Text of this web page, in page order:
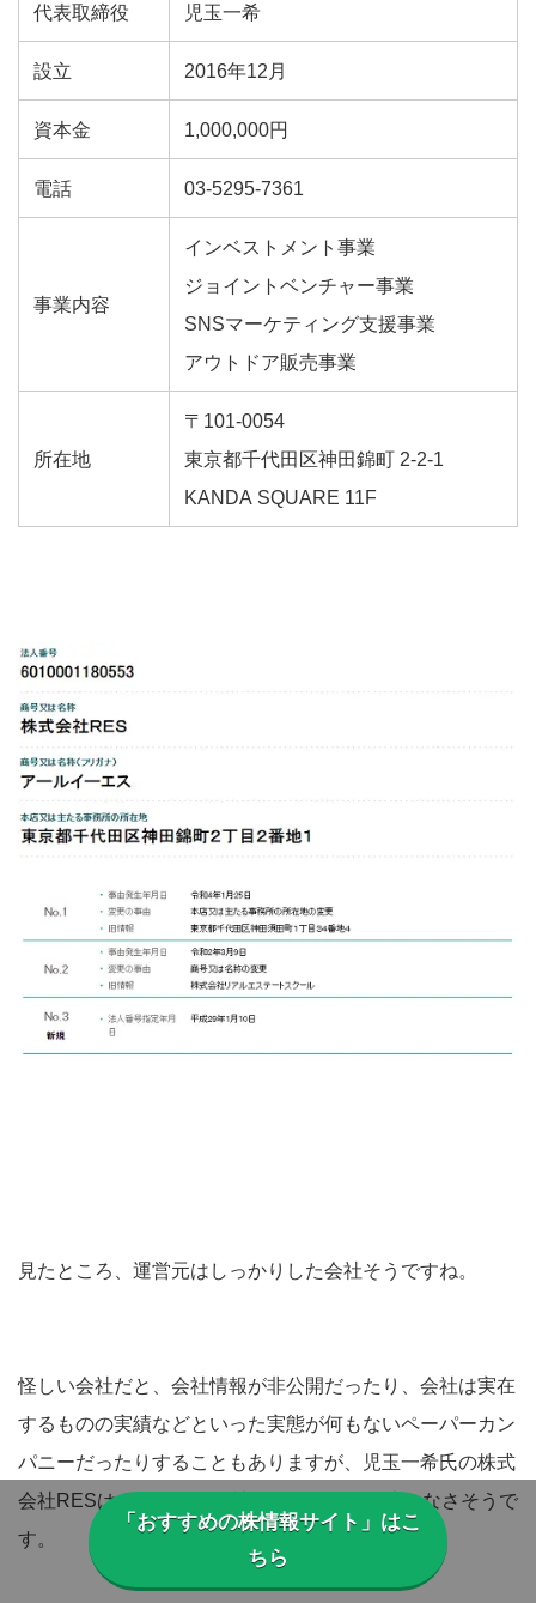
代表取締役 児玉一希
設立 2016年12月
資本金 1,000,000円
電話 03-5295-7361
事業内容
インベストメント事業
ジョイントベンチャー事業
SNSマーケティング支援事業
アウトドア販売事業
所在地
〒101-0054
東京都千代田区神田錦町 2-2-1
KANDA SQUARE 11F
見たところ、運営元はしっかりした会社そうですね。
怪しい会社だと、会社情報が非公開だったり、会社は実在
するものの実績などといった実態が何もないペーパーカン
パニーだったりすることもありますが、児玉一希氏の株式
会社RESはまっとうな会社であることは間違いなさそうで
す。
「おすすめの株情報サイト」はこ
ちら